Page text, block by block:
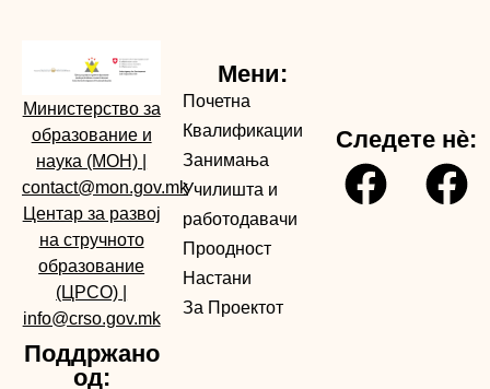
Министерство за
образование и
наука (МОН)
contact@mon.gov.mk
Центар за развој
на стручното
образование
(ЦРСО)
info@crso.gov.mk
Поддржано
од:
Мени:
Почетна
Квалификации
Занимања
Училишта и
работодавачи
Проодност
Настани
За Проектот
Следете нè: